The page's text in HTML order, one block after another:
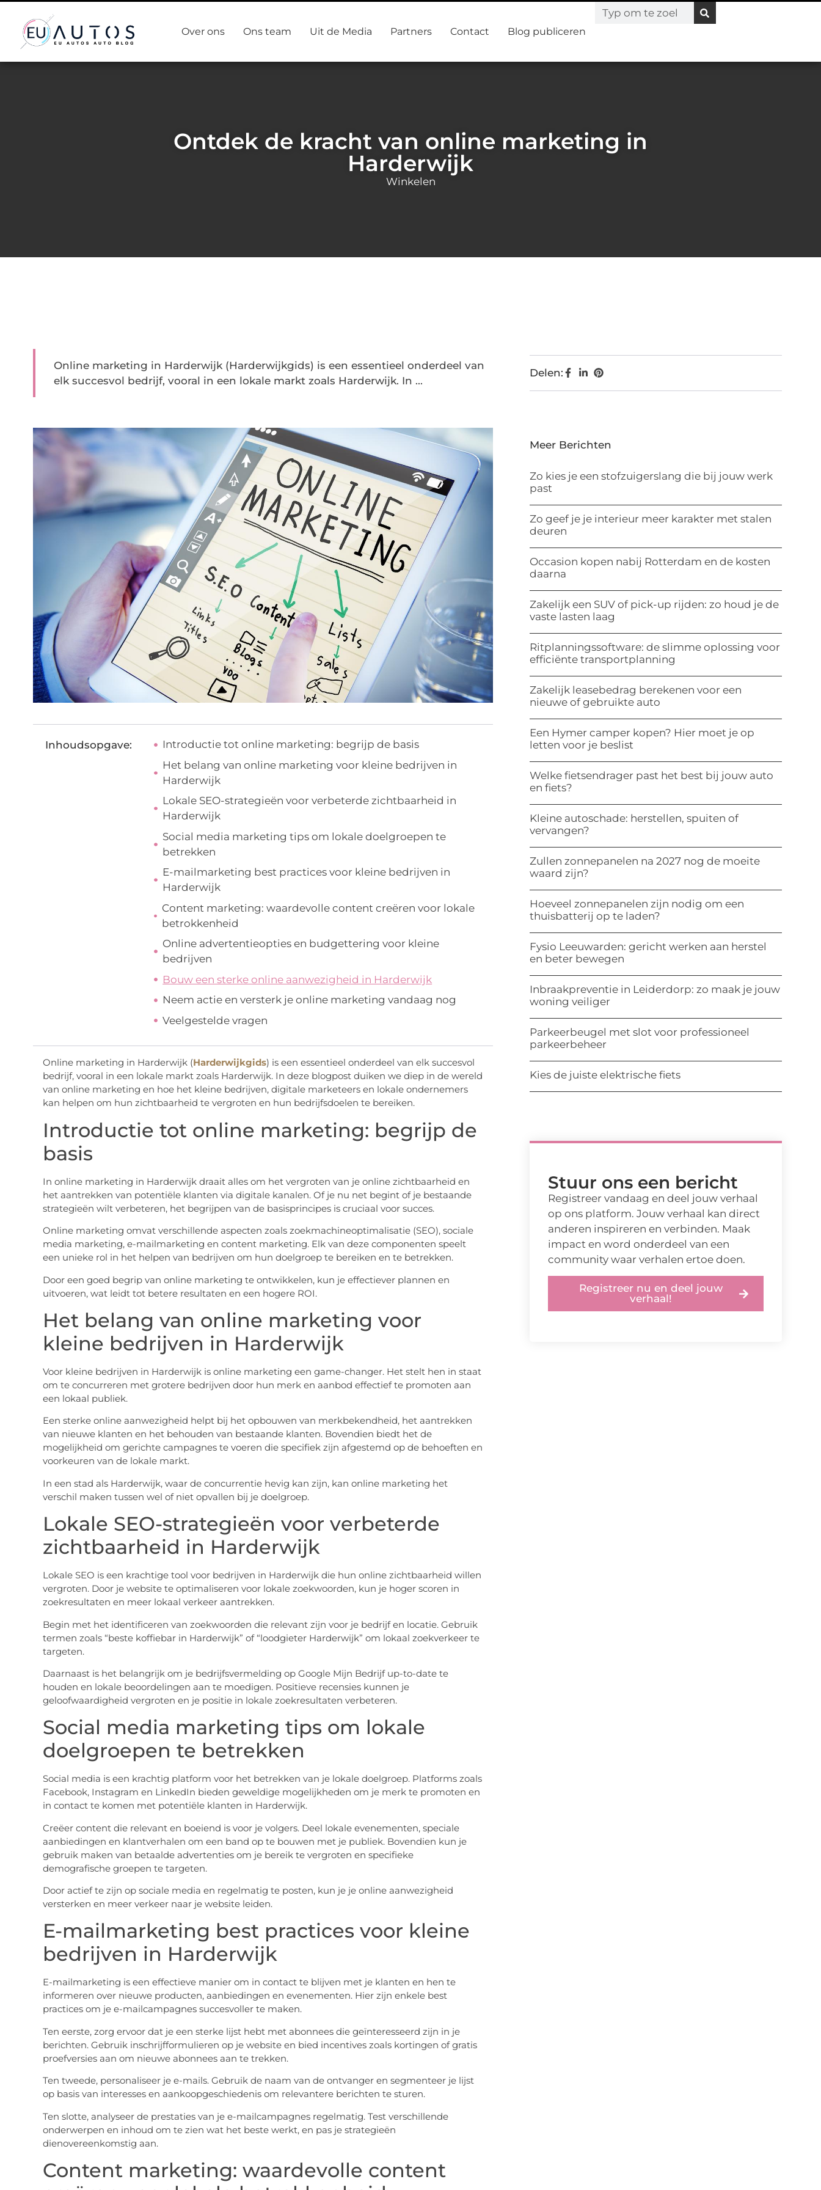
Over ons Ons team Uit de Media Partners Contact Blog publiceren
Ontdek de kracht van online marketing in
Harderwijk
Winkelen
Online marketing in Harderwijk (Harderwijkgids) is een essentieel onderdeel van
elk succesvol bedrijf, vooral in een lokale markt zoals Harderwijk. In ...
Inhoudsopgave:
Introductie tot online marketing: begrijp de basis
Het belang van online marketing voor kleine bedrijven in
Harderwijk
Lokale SEO-strategieën voor verbeterde zichtbaarheid in
Harderwijk
Social media marketing tips om lokale doelgroepen te
betrekken
E-mailmarketing best practices voor kleine bedrijven in
Harderwijk
Content marketing: waardevolle content creëren voor lokale
betrokkenheid
Online advertentieopties en budgettering voor kleine
bedrijven
Bouw een sterke online aanwezigheid in Harderwijk
Neem actie en versterk je online marketing vandaag nog
Veelgestelde vragen
Online marketing in Harderwijk (Harderwijkgids) is een essentieel onderdeel van elk succesvol
bedrijf, vooral in een lokale markt zoals Harderwijk. In deze blogpost duiken we diep in de wereld
van online marketing en hoe het kleine bedrijven, digitale marketeers en lokale ondernemers
kan helpen om hun zichtbaarheid te vergroten en hun bedrijfsdoelen te bereiken.
Introductie tot online marketing: begrijp de
basis
In online marketing in Harderwijk draait alles om het vergroten van je online zichtbaarheid en
het aantrekken van potentiële klanten via digitale kanalen. Of je nu net begint of je bestaande
strategieën wilt verbeteren, het begrijpen van de basisprincipes is cruciaal voor succes.
Online marketing omvat verschillende aspecten zoals zoekmachineoptimalisatie (SEO), sociale
media marketing, e-mailmarketing en content marketing. Elk van deze componenten speelt
een unieke rol in het helpen van bedrijven om hun doelgroep te bereiken en te betrekken.
Door een goed begrip van online marketing te ontwikkelen, kun je effectiever plannen en
uitvoeren, wat leidt tot betere resultaten en een hogere ROI.
Het belang van online marketing voor
kleine bedrijven in Harderwijk
Voor kleine bedrijven in Harderwijk is online marketing een game-changer. Het stelt hen in staat
om te concurreren met grotere bedrijven door hun merk en aanbod effectief te promoten aan
een lokaal publiek.
Een sterke online aanwezigheid helpt bij het opbouwen van merkbekendheid, het aantrekken
van nieuwe klanten en het behouden van bestaande klanten. Bovendien biedt het de
mogelijkheid om gerichte campagnes te voeren die specifiek zijn afgestemd op de behoeften en
voorkeuren van de lokale markt.
In een stad als Harderwijk, waar de concurrentie hevig kan zijn, kan online marketing het
verschil maken tussen wel of niet opvallen bij je doelgroep.
Lokale SEO-strategieën voor verbeterde
zichtbaarheid in Harderwijk
Lokale SEO is een krachtige tool voor bedrijven in Harderwijk die hun online zichtbaarheid willen
vergroten. Door je website te optimaliseren voor lokale zoekwoorden, kun je hoger scoren in
zoekresultaten en meer lokaal verkeer aantrekken.
Begin met het identificeren van zoekwoorden die relevant zijn voor je bedrijf en locatie. Gebruik
termen zoals “beste koffiebar in Harderwijk” of “loodgieter Harderwijk” om lokaal zoekverkeer te
targeten.
Daarnaast is het belangrijk om je bedrijfsvermelding op Google Mijn Bedrijf up-to-date te
houden en lokale beoordelingen aan te moedigen. Positieve recensies kunnen je
geloofwaardigheid vergroten en je positie in lokale zoekresultaten verbeteren.
Social media marketing tips om lokale
doelgroepen te betrekken
Social media is een krachtig platform voor het betrekken van je lokale doelgroep. Platforms zoals
Facebook, Instagram en LinkedIn bieden geweldige mogelijkheden om je merk te promoten en
in contact te komen met potentiële klanten in Harderwijk.
Creëer content die relevant en boeiend is voor je volgers. Deel lokale evenementen, speciale
aanbiedingen en klantverhalen om een band op te bouwen met je publiek. Bovendien kun je
gebruik maken van betaalde advertenties om je bereik te vergroten en specifieke
demografische groepen te targeten.
Door actief te zijn op sociale media en regelmatig te posten, kun je je online aanwezigheid
versterken en meer verkeer naar je website leiden.
E-mailmarketing best practices voor kleine
bedrijven in Harderwijk
E-mailmarketing is een effectieve manier om in contact te blijven met je klanten en hen te
informeren over nieuwe producten, aanbiedingen en evenementen. Hier zijn enkele best
practices om je e-mailcampagnes succesvoller te maken.
Ten eerste, zorg ervoor dat je een sterke lijst hebt met abonnees die geïnteresseerd zijn in je
berichten. Gebruik inschrijfformulieren op je website en bied incentives zoals kortingen of gratis
proefversies aan om nieuwe abonnees aan te trekken.
Ten tweede, personaliseer je e-mails. Gebruik de naam van de ontvanger en segmenteer je lijst
op basis van interesses en aankoopgeschiedenis om relevantere berichten te sturen.
Ten slotte, analyseer de prestaties van je e-mailcampagnes regelmatig. Test verschillende
onderwerpen en inhoud om te zien wat het beste werkt, en pas je strategieën
dienovereenkomstig aan.
Content marketing: waardevolle content
Delen:
Meer Berichten
Zo kies je een stofzuigerslang die bij jouw werk
past
Zo geef je je interieur meer karakter met stalen
deuren
Occasion kopen nabij Rotterdam en de kosten
daarna
Zakelijk een SUV of pick-up rijden: zo houd je de
vaste lasten laag
Ritplanningssoftware: de slimme oplossing voor
efficiënte transportplanning
Zakelijk leasebedrag berekenen voor een
nieuwe of gebruikte auto
Een Hymer camper kopen? Hier moet je op
letten voor je beslist
Welke fietsendrager past het best bij jouw auto
en fiets?
Kleine autoschade: herstellen, spuiten of
vervangen?
Zullen zonnepanelen na 2027 nog de moeite
waard zijn?
Hoeveel zonnepanelen zijn nodig om een
thuisbatterij op te laden?
Fysio Leeuwarden: gericht werken aan herstel
en beter bewegen
Inbraakpreventie in Leiderdorp: zo maak je jouw
woning veiliger
Parkeerbeugel met slot voor professioneel
parkeerbeheer
Kies de juiste elektrische fiets
Stuur ons een bericht
Registreer vandaag en deel jouw verhaal
op ons platform. Jouw verhaal kan direct
anderen inspireren en verbinden. Maak
impact en word onderdeel van een
community waar verhalen ertoe doen.
Registreer nu en deel jouw
verhaal!